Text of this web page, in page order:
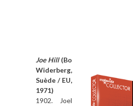
Joe Hill(Bo
Widerberg,
Suède / EU,
1971)
1902. Joel